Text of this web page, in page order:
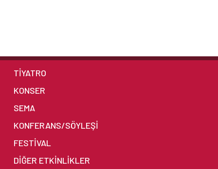
TİYATRO
KONSER
SEMA
KONFERANS/SÖYLEŞİ
FESTİVAL
DIĞER ETKINLIKLER